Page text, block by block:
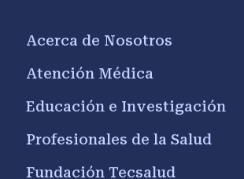
Acerca de Nosotros
Atención Médica
Educación e Investigación
Profesionales de la Salud
Fundación Tecsalud